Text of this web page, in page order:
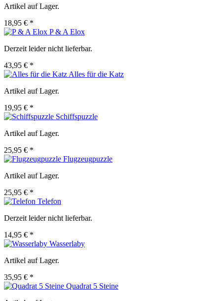
Artikel auf Lager.
18,95 € *
P & A Elox
Derzeit leider nicht lieferbar.
43,95 € *
Alles für die Katz
Artikel auf Lager.
19,95 € *
Schiffspuzzle
Artikel auf Lager.
25,95 € *
Flugzeugpuzzle
Artikel auf Lager.
25,95 € *
Telefon
Derzeit leider nicht lieferbar.
14,95 € *
Wasserlaby
Artikel auf Lager.
35,95 € *
Quadrat 5 Steine